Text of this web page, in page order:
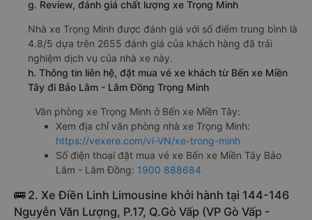
g. Review, đánh giá chất lượng xe Trọng Minh
Nhà xe Trọng Minh được đánh giá với số điểm trung bình là
4.8/5 dựa trên 2655 đánh giá của khách hàng đã trải
nghiệm dịch vụ của nhà xe này.
h. Thông tin liên hệ, đặt mua vé xe khách từ Bến xe Miền
Tây đi Bảo Lâm - Lâm Đồng Trọng Minh
Văn phòng xe Trọng Minh ở Bến xe Miền Tây:
Xem địa chỉ văn phòng nhà xe Trọng Minh:
https://vexere.com/vi-VN/xe-trong-minh
Số điện thoại đặt mua vé xe Bến xe Miền Tây Bảo
Lâm - Lâm Đồng: 1900 888684
🚌 2. Xe Điền Linh Limousine khởi hành tại 144-146
Nguyễn Văn Lượng, P.17, Q.Gò Vấp (VP Gò Vấp -